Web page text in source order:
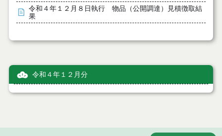
令和４年１２月８日執行 物品（公開調達）見積徴取結
果
令和４年１２月分